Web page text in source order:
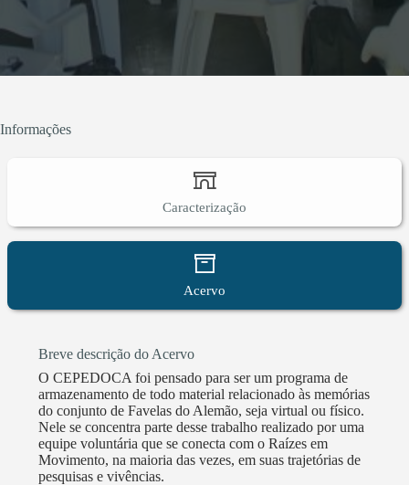
Ministério da Cultura, que tem como objetivo criar
um acervo virtual sobre o Complexo do Alemão. 4.
Turismo comunitário 4.1) Cartografando o CPX -
Uma caminhada pelo Morro do Alemão, uma das 13
primeiras ocupações, políticas públicas que foram
implementadas no território, curiosidades históricas e
Roda de conversas entre moradores locais e com
pesquisadores sobre determinada temática que
acharmos necessária ser discutida (doença
sexualmente transmissível, saneamento básico, saúde
Informações
Caracterização
Acervo
Breve descrição do Acervo
O CEPEDOCA foi pensado para ser um programa de
armazenamento de todo material relacionado às memórias
do conjunto de Favelas do Alemão, seja virtual ou físico.
Nele se concentra parte desse trabalho realizado por uma
equipe voluntária que se conecta com o Raízes em
Movimento, na maioria das vezes, em suas trajetórias de
pesquisas e vivências.